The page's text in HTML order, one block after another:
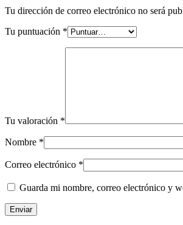
Tu dirección de correo electrónico no será
Tu puntuación *
Tu valoración *
Nombre *
Correo electrónico *
Guarda mi nombre, correo electrónico y